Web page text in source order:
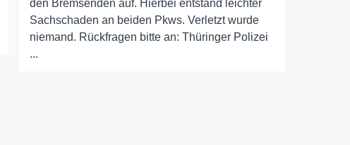
den Bremsenden auf. Hierbei entstand leichter
Sachschaden an beiden Pkws. Verletzt wurde
niemand. Rückfragen bitte an: Thüringer Polizei
...